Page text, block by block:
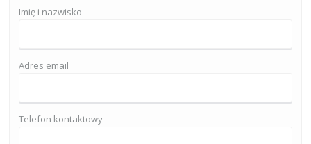
Imię i nazwisko
Adres email
Telefon kontaktowy